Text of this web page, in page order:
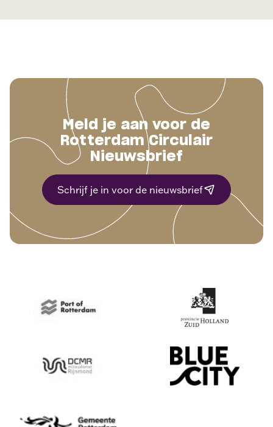
Meld je aan voor de
Rotterdam Circulair
Nieuwsbrief
Schrijf je in voor de nieuwsbrief